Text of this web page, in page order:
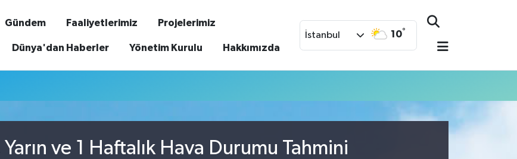
Gündem Faaliyetlerimiz Projelerimiz
Dünya'dan Haberler Yönetim Kurulu Hakkımızda
İstanbul 10°
ve 1 Haftalık Hava Durumu Tahmini